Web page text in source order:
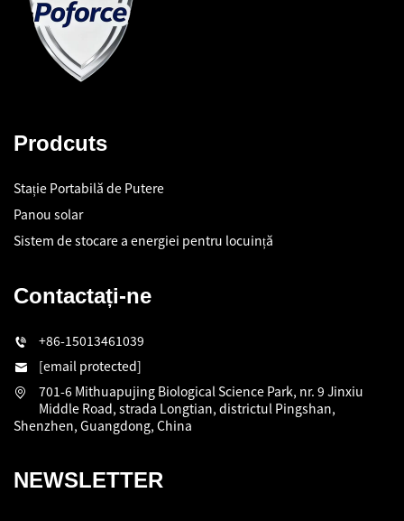
Prodcuts
Stație Portabilă de Putere
Panou solar
Sistem de stocare a energiei pentru locuință
Contactați-ne
+86-15013461039
[email protected]
701-6 Mithuapujing Biological Science Park, nr. 9 Jinxiu
Middle Road, strada Longtian, districtul Pingshan,
Shenzhen, Guangdong, China
NEWSLETTER